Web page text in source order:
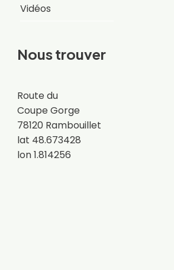
Vidéos
Nous trouver
Route du
Coupe Gorge
78120 Rambouillet
lat 48.673428
lon 1.814256